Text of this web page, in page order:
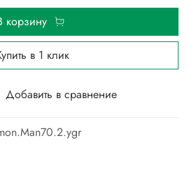
Добавить в сравнение
корзину
в 1 клик